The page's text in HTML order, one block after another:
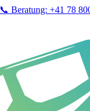
📞 Beratung: +41 78